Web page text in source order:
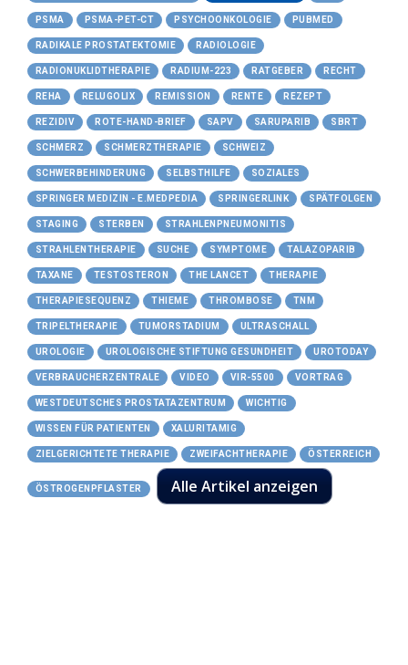
PSMA PSMA-PET-CT PSYCHOONKOLOGIE PUBMED
RADIKALE PROSTATEKTOMIE RADIOLOGIE
RADIONUKLIDTHERAPIE RADIUM-223 RATGEBER RECHT
REHA RELUGOLIX REMISSION RENTE REZEPT
REZIDIV ROTE-HAND-BRIEF SAPV SARUPARIB SBRT
SCHMERZ SCHMERZTHERAPIE SCHWEIZ
SCHWERBEHINDERUNG SELBSTHILFE SOZIALES
SPRINGER MEDIZIN - E.MEDPEDIA SPRINGERLINK SPÄTFOLGEN
STAGING STERBEN STRAHLENPNEUMONITIS
STRAHLENTHERAPIE SUCHE SYMPTOME TALAZOPARIB
TAXANE TESTOSTERON THE LANCET THERAPIE
THERAPIESEQUENZ THIEME THROMBOSE TNM
TRIPELTHERAPIE TUMORSTADIUM ULTRASCHALL
UROLOGIE UROLOGISCHE STIFTUNG GESUNDHEIT UROTODAY
VERBRAUCHERZENTRALE VIDEO VIR-5500 VORTRAG
WESTDEUTSCHES PROSTATAZENTRUM WICHTIG
WISSEN FÜR PATIENTEN XALURITAMIG
ZIELGERICHTETE THERAPIE ZWEIFACHTHERAPIE ÖSTERREICH
ÖSTROGENPFLASTER Alle Artikel anzeigen